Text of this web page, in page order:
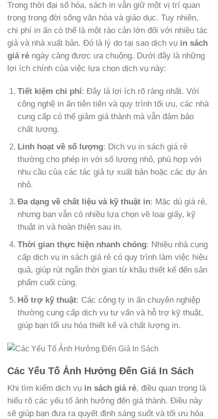
Trong thời đại số hóa, sách in vẫn giữ một vị trí quan
trọng trong đời sống văn hóa và giáo dục. Tuy nhiên,
chi phí in ấn có thể là một rào cản lớn đối với nhiều tác
giả và nhà xuất bản. Đó là lý do tại sao dịch vụ in sách
giá rẻ ngày càng được ưa chuộng. Dưới đây là những
lợi ích chính của việc lựa chọn dịch vụ này:
Tiết kiệm chi phí: Đây là lợi ích rõ ràng nhất. Với
công nghệ in ấn tiên tiến và quy trình tối ưu, các nhà
cung cấp có thể giảm giá thành mà vẫn đảm bảo
chất lượng.
Linh hoạt về số lượng: Dịch vụ in sách giá rẻ
thường cho phép in với số lượng nhỏ, phù hợp với
nhu cầu của các tác giả tự xuất bản hoặc các dự án
nhỏ.
Đa dạng về chất liệu và kỹ thuật in: Mặc dù giá rẻ,
nhưng bạn vẫn có nhiều lựa chọn về loại giấy, kỹ
thuật in và hoàn thiện sau in.
Thời gian thực hiện nhanh chóng: Nhiều nhà cung
cấp dịch vụ in sách giá rẻ có quy trình làm việc hiệu
quả, giúp rút ngắn thời gian từ khâu thiết kế đến sản
phẩm cuối cùng.
Hỗ trợ kỹ thuật: Các công ty in ấn chuyên nghiệp
thường cung cấp dịch vụ tư vấn và hỗ trợ kỹ thuật,
giúp bạn tối ưu hóa thiết kế và chất lượng in.
Các Yếu Tố Ảnh Hưởng Đến Giá In Sách
Khi tìm kiếm dịch vụ in sách giá rẻ, điều quan trọng là
hiểu rõ các yếu tố ảnh hưởng đến giá thành. Điều này
sẽ giúp bạn đưa ra quyết định sáng suốt và tối ưu hóa